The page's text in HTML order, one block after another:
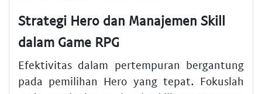
Strategi Hero dan Manajemen Skill
dalam Game RPG
Efektivitas dalam pertempuran bergantung
pada pemilihan Hero yang tepat. Fokuslah